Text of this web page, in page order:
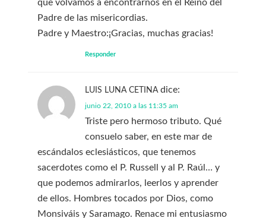
que volvamos a encontrarnos en el Reino del
Padre de las misericordias.
Padre y Maestro:¡Gracias, muchas gracias!
Responder
LUIS LUNA CETINA dice:
junio 22, 2010 a las 11:35 am
Triste pero hermoso tributo. Qué
consuelo saber, en este mar de
escándalos eclesiásticos, que tenemos
sacerdotes como el P. Russell y al P. Raúl… y
que podemos admirarlos, leerlos y aprender
de ellos. Hombres tocados por Dios, como
Monsiváis y Saramago. Renace mi entusiasmo